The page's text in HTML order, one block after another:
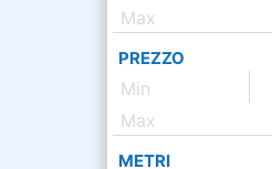
PREZZO
METRI